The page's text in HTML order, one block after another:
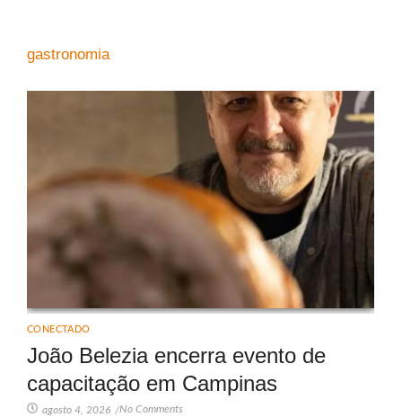
gastronomia
CONECTADO
João Belezia encerra evento de
capacitação em Campinas
agosto 4, 2026 /No Comments